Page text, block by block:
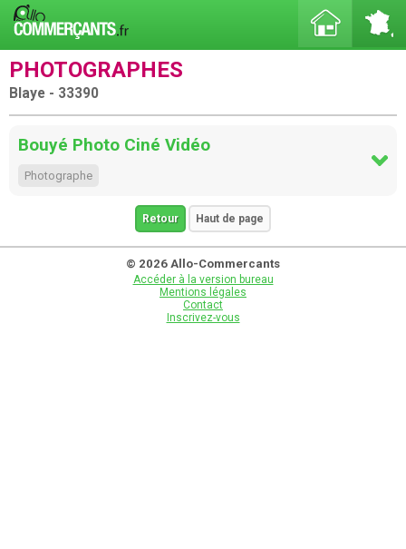
PHOTOGRAPHES
Blaye - 33390
Bouyé Photo Ciné Vidéo
Photographe
Retour Haut de page
© 2026 Allo-Commercants
Accéder à la version bureau
Mentions légales
Contact
Inscrivez-vous